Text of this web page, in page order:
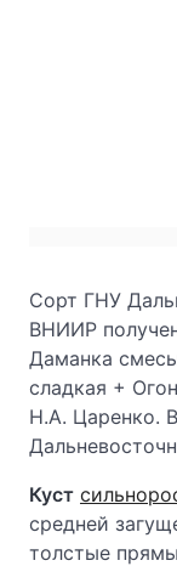
Сорт ГНУ
ВНИИР
Даманка
сладкая +
Н.А. Царенко.
Куст
средней
толстые